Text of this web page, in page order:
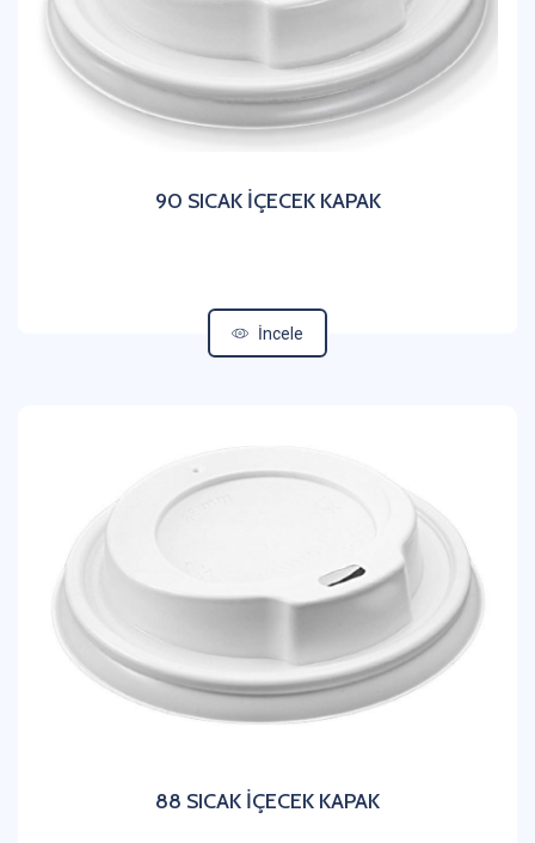
90 SICAK İÇECEK KAPAK
İncele
88 SICAK İÇECEK KAPAK